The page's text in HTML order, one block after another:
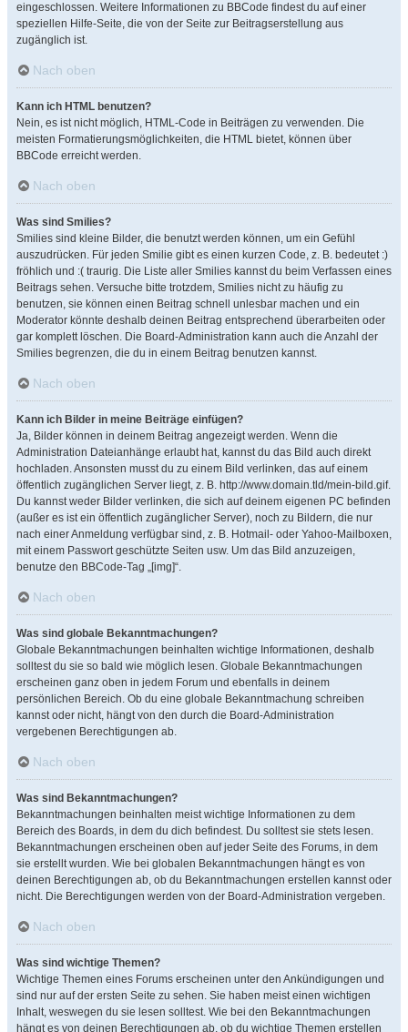
eingeschlossen. Weitere Informationen zu BBCode findest du auf einer
speziellen Hilfe-Seite, die von der Seite zur Beitragserstellung aus
zugänglich ist.
Nach oben
Kann ich HTML benutzen?
Nein, es ist nicht möglich, HTML-Code in Beiträgen zu verwenden. Die
meisten Formatierungsmöglichkeiten, die HTML bietet, können über
BBCode erreicht werden.
Nach oben
Was sind Smilies?
Smilies sind kleine Bilder, die benutzt werden können, um ein Gefühl
auszudrücken. Für jeden Smilie gibt es einen kurzen Code, z. B. bedeutet :)
fröhlich und :( traurig. Die Liste aller Smilies kannst du beim Verfassen eines
Beitrags sehen. Versuche bitte trotzdem, Smilies nicht zu häufig zu
benutzen, sie können einen Beitrag schnell unlesbar machen und ein
Moderator könnte deshalb deinen Beitrag entsprechend überarbeiten oder
gar komplett löschen. Die Board-Administration kann auch die Anzahl der
Smilies begrenzen, die du in einem Beitrag benutzen kannst.
Nach oben
Kann ich Bilder in meine Beiträge einfügen?
Ja, Bilder können in deinem Beitrag angezeigt werden. Wenn die
Administration Dateianhänge erlaubt hat, kannst du das Bild auch direkt
hochladen. Ansonsten musst du zu einem Bild verlinken, das auf einem
öffentlich zugänglichen Server liegt, z. B. http://www.domain.tld/mein-bild.gif.
Du kannst weder Bilder verlinken, die sich auf deinem eigenen PC befinden
(außer es ist ein öffentlich zugänglicher Server), noch zu Bildern, die nur
nach einer Anmeldung verfügbar sind, z. B. Hotmail- oder Yahoo-Mailboxen,
mit einem Passwort geschützte Seiten usw. Um das Bild anzuzeigen,
benutze den BBCode-Tag „[img]“.
Nach oben
Was sind globale Bekanntmachungen?
Globale Bekanntmachungen beinhalten wichtige Informationen, deshalb
solltest du sie so bald wie möglich lesen. Globale Bekanntmachungen
erscheinen ganz oben in jedem Forum und ebenfalls in deinem
persönlichen Bereich. Ob du eine globale Bekanntmachung schreiben
kannst oder nicht, hängt von den durch die Board-Administration
vergebenen Berechtigungen ab.
Nach oben
Was sind Bekanntmachungen?
Bekanntmachungen beinhalten meist wichtige Informationen zu dem
Bereich des Boards, in dem du dich befindest. Du solltest sie stets lesen.
Bekanntmachungen erscheinen oben auf jeder Seite des Forums, in dem
sie erstellt wurden. Wie bei globalen Bekanntmachungen hängt es von
deinen Berechtigungen ab, ob du Bekanntmachungen erstellen kannst oder
nicht. Die Berechtigungen werden von der Board-Administration vergeben.
Nach oben
Was sind wichtige Themen?
Wichtige Themen eines Forums erscheinen unter den Ankündigungen und
sind nur auf der ersten Seite zu sehen. Sie haben meist einen wichtigen
Inhalt, weswegen du sie lesen solltest. Wie bei den Bekanntmachungen
hängt es von deinen Berechtigungen ab, ob du wichtige Themen erstellen